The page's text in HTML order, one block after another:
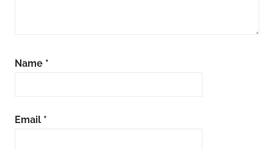
Name *
Email *